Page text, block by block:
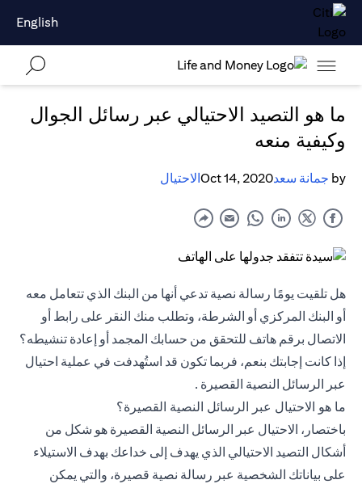
English
ما هو التصيد الاحتيالي عبر رسائل الجوال
وكيفية منعه
by جمانة سعدOct 14, 2020الاحتيال
هل تلقيت يومًا رسالة نصية تدعي أنها من البنك الذي تتعامل معه
أو البنك المركزي أو الشرطة، وتطلب منك النقر على رابط أو
الاتصال برقم هاتف للتحقق من حسابك المجمد أو إعادة تنشيطه؟
إذا كانت إجابتك بنعم، فربما تكون قد استُهدفت في عملية احتيال
عبر الرسائل النصية القصيرة .
ما هو الاحتيال عبر الرسائل النصية القصيرة؟
باختصار، الاحتيال عبر الرسائل النصية القصيرة هو شكل من
أشكال التصيد الاحتيالي الذي يهدف إلى خداعك بهدف الاستيلاء
على بياناتك الشخصية عبر رسالة نصية قصيرة، والتي يمكن